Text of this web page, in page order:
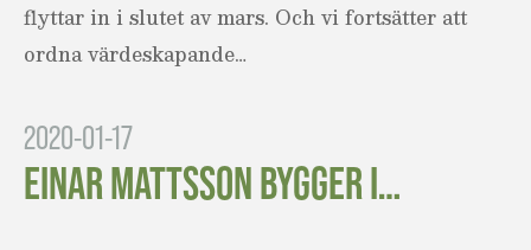
flyttar in i slutet av mars. Och vi fortsätter att
ordna värdeskapande…
2020-01-17
EINAR MATTSSON BYGGER I…